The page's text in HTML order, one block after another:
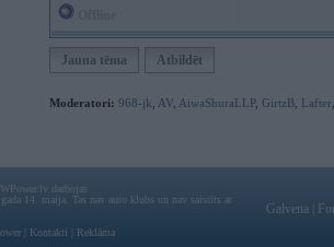
Jauna tēma Atbildēt
Moderatori: 968-jk AV AiwaShuraLLP, GirtzB Lafter
darbojas
14. maija. Tas nav auto klubs un nav saistīts ar
Kontakti Reklāma
Galvena